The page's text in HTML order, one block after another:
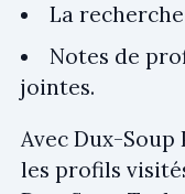
La
Notes de
jointes.
Avec Dux-
les profils